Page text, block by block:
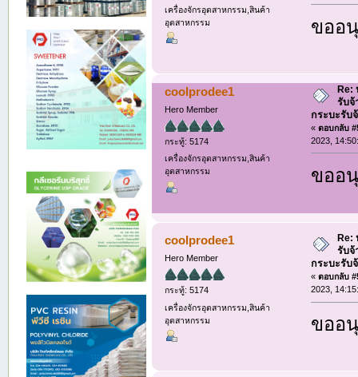
เครื่องจักรอุตสาหกรรม,สินค้า
อุตสาหกรรม
ขออ
coolprodee1
Hero Member
กระทู้: 5174
เครื่องจักรอุตสาหกรรม,สินค้า
อุตสาหกรรม
Re:
รับจ้
กระบะรับ
«ตอบกลับ
2023,
ขออ
coolprodee1
Hero Member
กระทู้: 5174
เครื่องจักรอุตสาหกรรม,สินค้า
อุตสาหกรรม
Re:
รับจ้
กระบะรับ
«ตอบกลับ
2023,
ขออ